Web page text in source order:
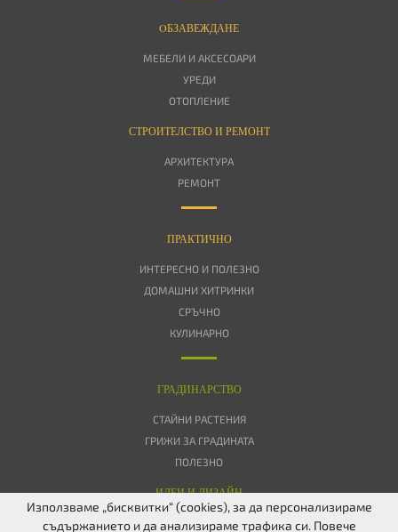
OБЗАВЕЖДАНЕ
МЕБЕЛИ И АКСЕСОАРИ
УРЕДИ
ОТОПЛЕНИЕ
СТРОИТЕЛСТВО И РЕМОНТ
АРХИТЕКТУРА
РЕМОНТ
ПРАКТИЧНО
ИНТЕРЕСНО И ПОЛЕЗНО
ДОМАШНИ ХИТРИНКИ
СРЪЧНО
КУЛИНАРНО
ГРАДИНАРСТВО
СТАЙНИ РАСТЕНИЯ
ГРИЖИ ЗА ГРАДИНАТА
ПОЛЕЗНО
ИДЕИ И ДИЗАЙН
Използваме „бисквитки“ (cookies), за да персонализираме
съдържанието и да анализираме трафика си. Повече